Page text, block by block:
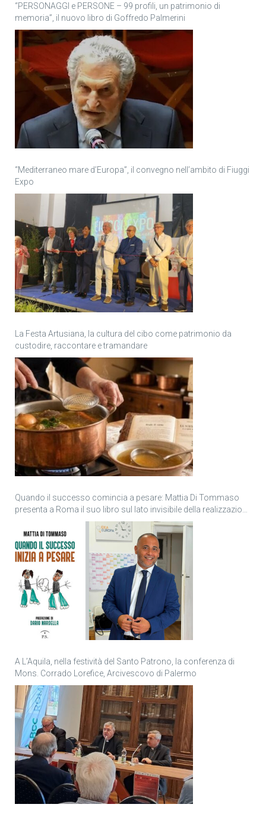
“PERSONAGGI e PERSONE – 99 profili, un patrimonio di
memoria”, il nuovo libro di Goffredo Palmerini
“Mediterraneo mare d’Europa”, il convegno nell’ambito di Fiuggi
Expo
La Festa Artusiana, la cultura del cibo come patrimonio da
custodire, raccontare e tramandare
Quando il successo comincia a pesare: Mattia Di Tommaso
presenta a Roma il suo libro sul lato invisibile della realizzazione
A L’Aquila, nella festività del Santo Patrono, la conferenza di
Mons. Corrado Lorefice, Arcivescovo di Palermo